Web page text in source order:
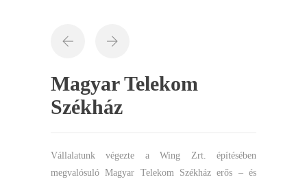
Magyar Telekom
Székház
Vállalatunk végezte a Wing Zrt. építésében
megvalósuló Magyar Telekom Székház erős – és